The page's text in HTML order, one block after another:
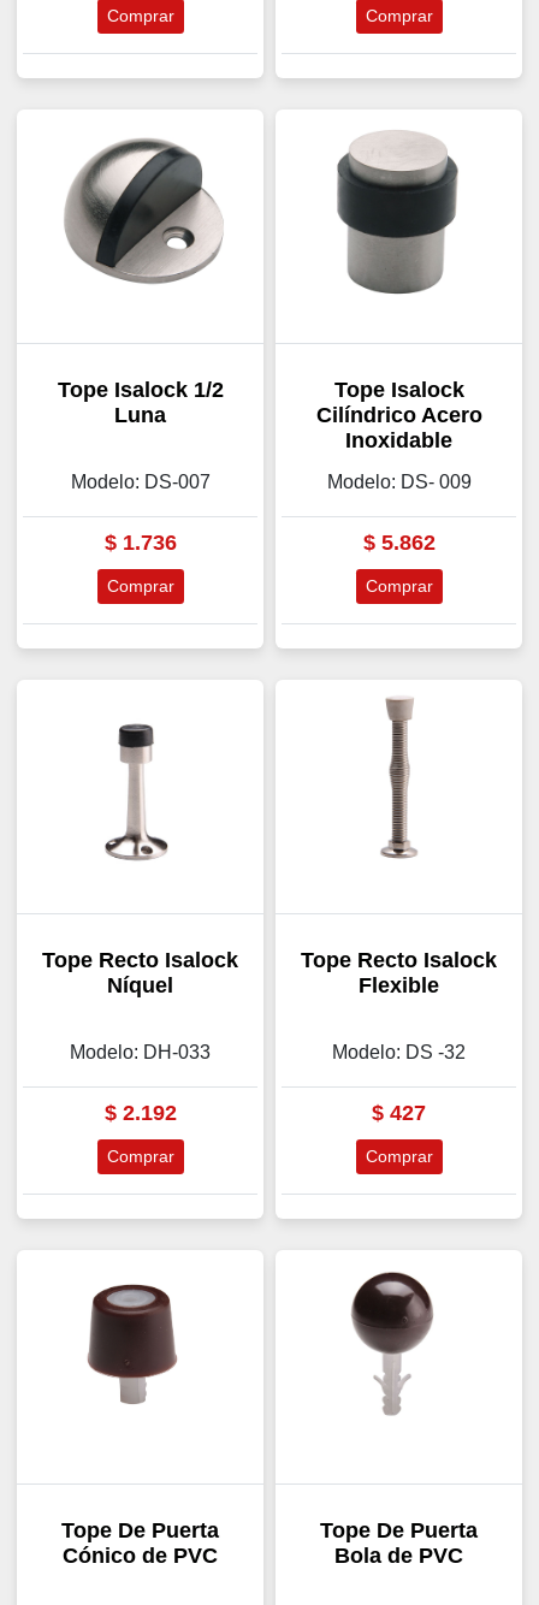
Comprar Comprar
Tope Isalock 1/2
Luna
Modelo: DS-007
$1.736
Comprar
Tope Isalock
Cilíndrico Acero
Inoxidable
Modelo: DS- 009
$5.862
Comprar
Tope Recto Isalock
Níquel
Modelo: DH-033
$2.192
Comprar
Tope Recto Isalock
Flexible
Modelo: DS -32
$ 427
Comprar
Tope De Puerta
Cónico de PVC
Tope De Puerta
Bola de PVC